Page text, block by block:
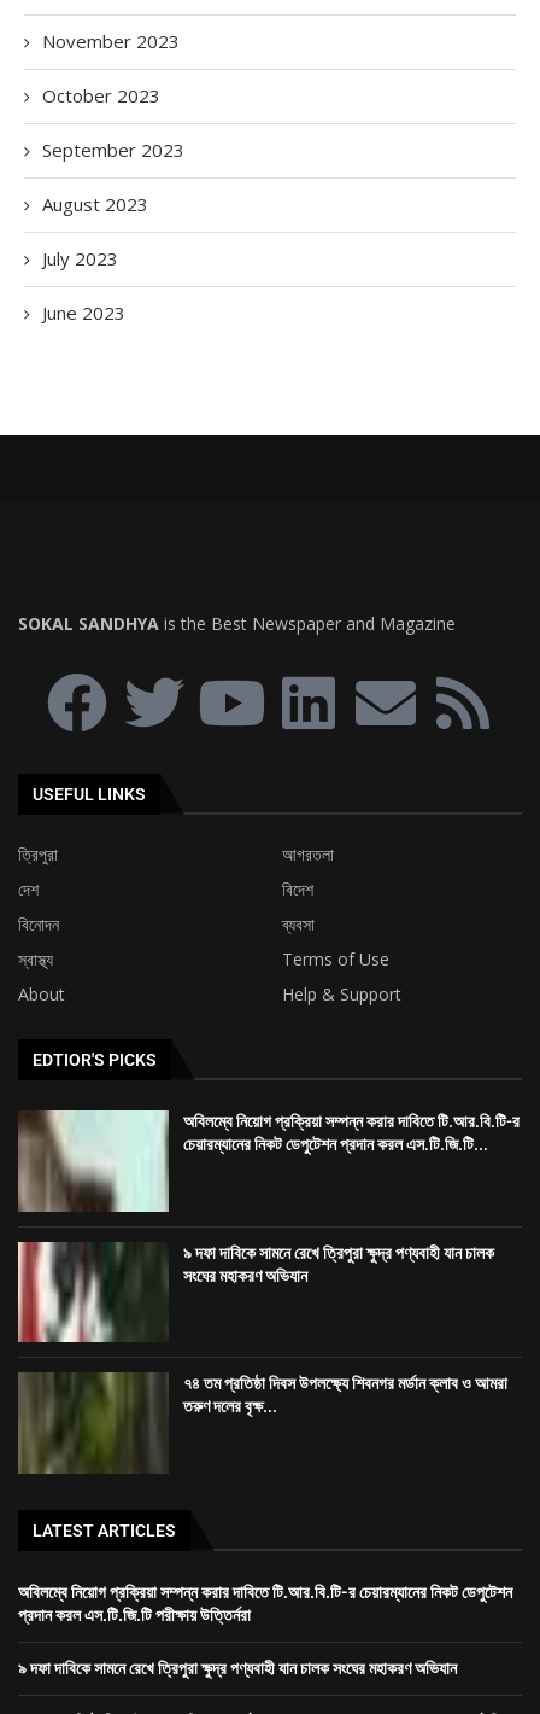
November 2023
October 2023
September 2023
August 2023
July 2023
June 2023
SOKAL SANDHYA is the Best Newspaper and Magazine
USEFUL LINKS
ত্রিপুরা
আগরতলা
দেশ
বিদেশ
বিনোদন
ব্যবসা
স্বাস্থ্য
Terms of Use
About
Help & Support
EDTIOR'S PICKS
অবিলম্বে নিয়োগ প্রক্রিয়া সম্পন্ন করার দাবিতে টি.আর.বি.টি-র
চেয়ারম্যানের নিকট ডেপুটেশন প্রদান করল এস.টি.জি.টি...
৯ দফা দাবিকে সামনে রেখে ত্রিপুরা ক্ষুদ্র পণ্যবাহী যান চালক
সংঘের মহাকরণ অভিযান
৭৪ তম প্রতিষ্ঠা দিবস উপলক্ষ্যে শিবনগর মর্ডান ক্লাব ও আমরা
তরুণ দলের বৃক্ষ...
LATEST ARTICLES
অবিলম্বে নিয়োগ প্রক্রিয়া সম্পন্ন করার দাবিতে টি.আর.বি.টি-র চেয়ারম্যানের নিকট ডেপুটেশন
প্রদান করল এস.টি.জি.টি পরীক্ষায় উত্তির্নরা
৯ দফা দাবিকে সামনে রেখে ত্রিপুরা ক্ষুদ্র পণ্যবাহী যান চালক সংঘের মহাকরণ অভিযান